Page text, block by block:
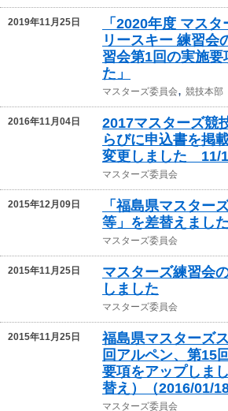
2019年11月25日
「2020年度 マス
リースキー 練習会
習会第1回の実施要
た」
マスターズ委員会, 競技本部
2016年11月04日
2017マスターズ競
らびに申込書を掲
変更しました 11/
マスターズ委員会
2015年12月09日
「福島県マスター
等」を差替えまし
マスターズ委員会
2015年11月25日
マスターズ練習会
しました
マスターズ委員会
2015年11月25日
福島県マスターズ
回アルペン、第15
要項をアップしま
替え）（2016/01/18
マスターズ委員会